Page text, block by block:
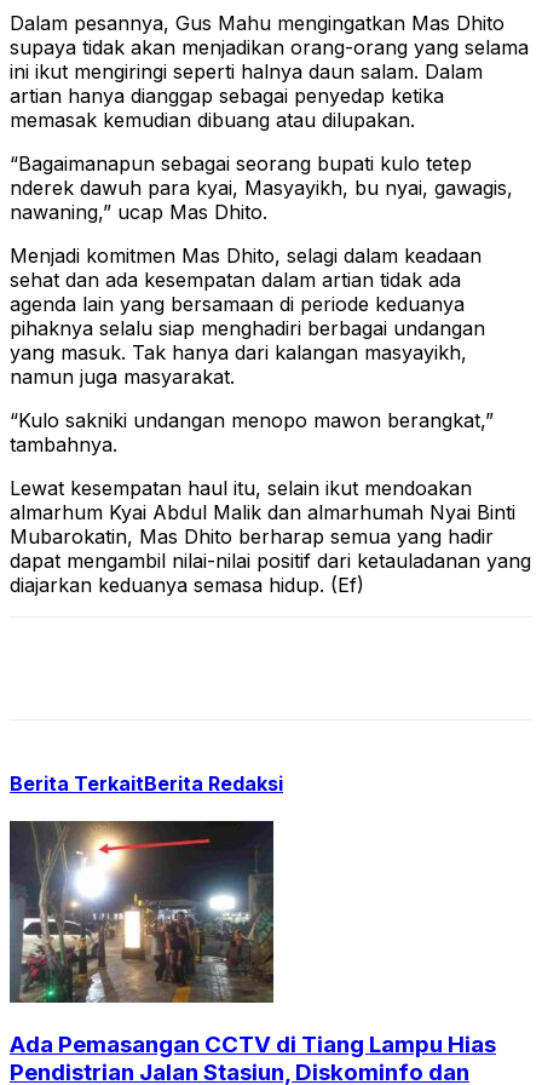
Dalam pesannya, Gus Mahu mengingatkan Mas Dhito
supaya tidak akan menjadikan orang-orang yang selama
ini ikut mengiringi seperti halnya daun salam. Dalam
artian hanya dianggap sebagai penyedap ketika
memasak kemudian dibuang atau dilupakan.
“Bagaimanapun sebagai seorang bupati kulo tetep
nderek dawuh para kyai, Masyayikh, bu nyai, gawagis,
nawaning,” ucap Mas Dhito.
Menjadi komitmen Mas Dhito, selagi dalam keadaan
sehat dan ada kesempatan dalam artian tidak ada
agenda lain yang bersamaan di periode keduanya
pihaknya selalu siap menghadiri berbagai undangan
yang masuk. Tak hanya dari kalangan masyayikh,
namun juga masyarakat.
“Kulo sakniki undangan menopo mawon berangkat,”
tambahnya.
Lewat kesempatan haul itu, selain ikut mendoakan
almarhum Kyai Abdul Malik dan almarhumah Nyai Binti
Mubarokatin, Mas Dhito berharap semua yang hadir
dapat mengambil nilai-nilai positif dari ketauladanan yang
diajarkan keduanya semasa hidup. (Ef)
Berita TerkaitBerita Redaksi
Ada Pemasangan CCTV di Tiang Lampu Hias
Pendistrian Jalan Stasiun, Diskominfo dan